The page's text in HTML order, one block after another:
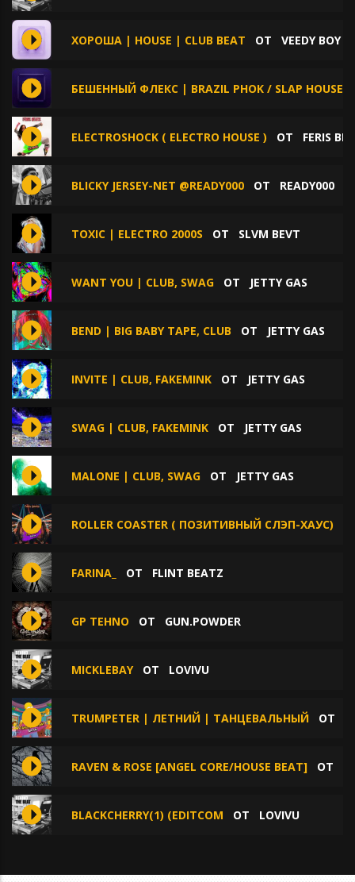
ХОРОША | HOUSE | CLUB BEAT ОТ VEEDY BOY
БЕШЕННЫЙ ФЛЕКС | BRAZIL PHOK / SLAP HOUSE
ELECTROSHOCK ( ELECTRO HOUSE ) ОТ FERIS
BLICKY JERSEY-NET @READY000 ОТ READY000
TOXIC | ELECTRO 2000S ОТ SLVM BEVT
WANT YOU | CLUB, SWAG ОТ JETTY GAS
BEND | BIG BABY TAPE, CLUB ОТ JETTY GAS
INVITE | CLUB, FAKEMINK ОТ JETTY GAS
SWAG | CLUB, FAKEMINK ОТ JETTY GAS
MALONE | CLUB, SWAG ОТ JETTY GAS
ROLLER COASTER ( ПОЗИТИВНЫЙ СЛЭП-ХАУС)
FARINA_ ОТ FLINT BEATZ
GP TEHNO ОТ GUN.POWDER
MICKLEBAYОТ LOVIVU
TRUMPETER | ЛЕТНИЙ | ТАНЦЕВАЛЬНЫЙ ОТ
RAVEN & ROSE [ANGEL CORE/HOUSE BEAT] ОТ
BLACKCHERRY(1) (EDITCOM ОТ LOVIVU